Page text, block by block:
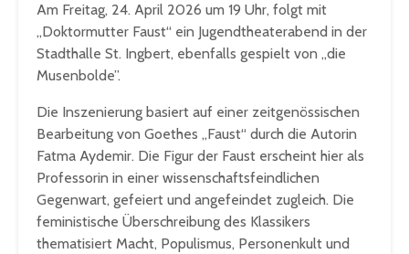
Am Freitag, 24. April 2026 um 19 Uhr, folgt mit
„Doktormutter Faust“ ein Jugendtheaterabend in der
Stadthalle St. Ingbert, ebenfalls gespielt von „die
Musenbolde”.
Die Inszenierung basiert auf einer zeitgenössischen
Bearbeitung von Goethes „Faust“ durch die Autorin
Fatma Aydemir. Die Figur der Faust erscheint hier als
Professorin in einer wissenschaftsfeindlichen
Gegenwart, gefeiert und angefeindet zugleich. Die
feministische Überschreibung des Klassikers
thematisiert Macht, Populismus, Personenkult und